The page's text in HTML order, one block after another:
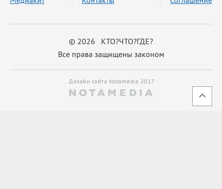
© 2026 КТО?ЧТО?ГДЕ?
Все права защищены законом
Дизайн сайта Notamedia 2017